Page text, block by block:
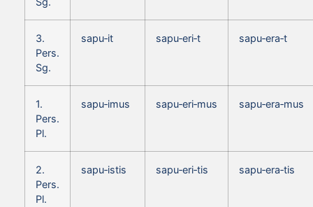
3.
Pers.
Sg.
sapu‑it sapu‑eri‑t sapu‑era‑t
1.
Pers.
Pl.
sapu‑imus sapu‑eri‑mus sapu‑era‑mus
2.
Pers.
Pl.
sapu‑istis sapu‑eri‑tis sapu‑era‑tis